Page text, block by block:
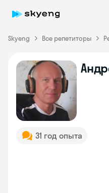
Skyeng Все репетиторы
31 год опыта
Skyeng Chat
online